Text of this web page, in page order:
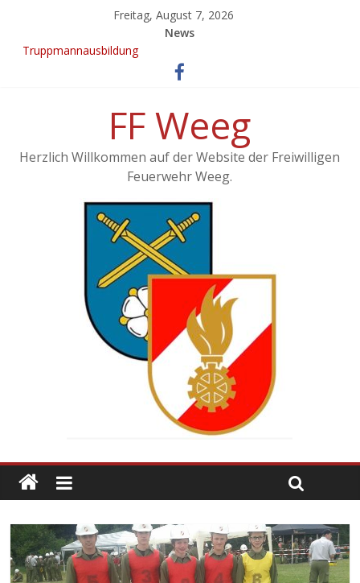
Freitag, August 7, 2026
News
Truppmannausbildung
Ergebnisse vom 21. KuppelCup
EINSATZ: Brand landwirtschaftliches Objekt – Haag/Hausruck
Übung – Alarmstufe 3FF Weeg
Herzlich Willkommen auf der Website der Freiwilligen
Feuerwehr Weeg.